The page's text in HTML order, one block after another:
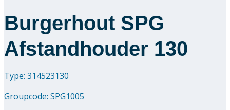
Contact
Burgerhout SPG
Afstandhouder 130
Type: 314523130
Groupcode: SPG1005